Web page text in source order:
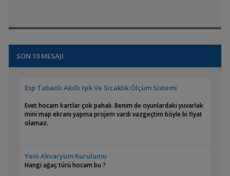
SON 10 MESAJI
Esp Tabanlı Akıllı Işık Ve Sıcaklık Ölçüm Sistemi
Evet hocam kartlar çok pahalı. Benim de oyunlardaki yuvarlak
mini map ekranı yapma projem vardı vazgeçtim böyle bi fiyat
olamaz.
Yeni Akvaryum Kurulumu
Hangi ağaç türü hocam bu ?